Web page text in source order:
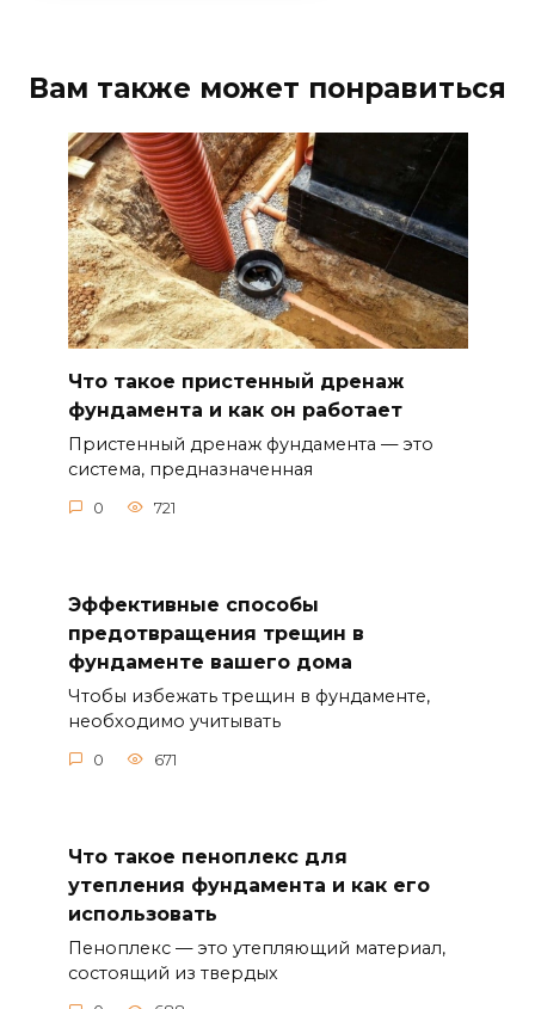
Вам также может понравиться
Что такое пристенный дренаж
фундамента и как он работает
Пристенный дренаж фундамента — это
система, предназначенная
0 721
Эффективные способы
предотвращения трещин в
фундаменте вашего дома
Чтобы избежать трещин в фундаменте,
необходимо учитывать
0 671
Что такое пеноплекс для
утепления фундамента и как его
использовать
Пеноплекс — это утепляющий материал,
состоящий из твердых